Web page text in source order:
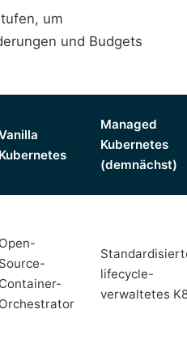
um
und Budgets
Kubernetes
Managed
Kubernetes
(demnächst)
Open-
Source-
Container-
Orchestrator
lifecycle-
verwaltetes